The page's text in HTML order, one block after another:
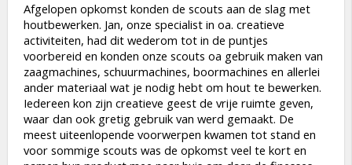
Afgelopen opkomst konden de scouts aan de slag met
houtbewerken. Jan, onze specialist in oa. creatieve
activiteiten, had dit wederom tot in de puntjes
voorbereid en konden onze scouts oa gebruik maken van
zaagmachines, schuurmachines, boormachines en allerlei
ander materiaal wat je nodig hebt om hout te bewerken.
Iedereen kon zijn creatieve geest de vrije ruimte geven,
waar dan ook gretig gebruik van werd gemaakt. De
meest uiteenlopende voorwerpen kwamen tot stand en
voor sommige scouts was de opkomst veel te kort en